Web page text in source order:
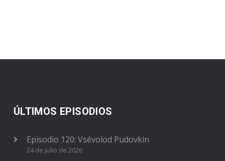
ÚLTIMOS EPISODIOS
Episodio 120: Vsévolod Pudovkin
24 de julio de 2026